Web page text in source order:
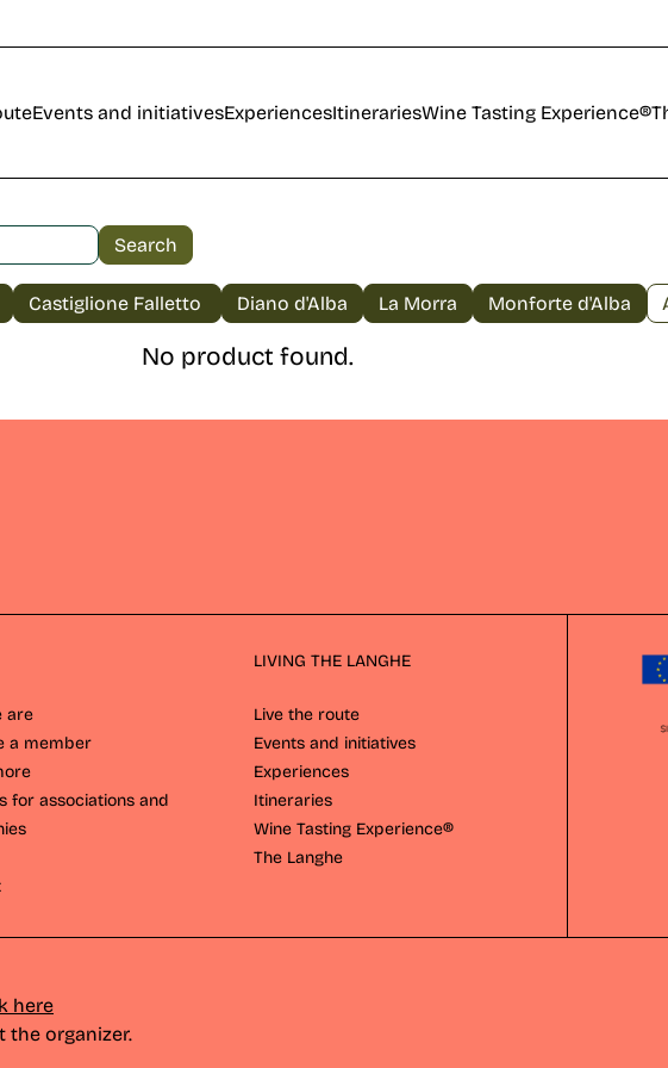
Events and initiativesExperiencesItinerariesWine Tasting Experience®
No product found.
are
a member
for associations and
LIVING THE LANGHE
Live the route
Events and initiatives
Experiences
Itineraries
Wine Tasting Experience®
The Langhe
here
the organizer.